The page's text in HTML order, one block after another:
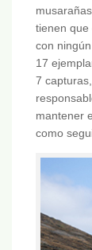
tienen que
con
17
7
mantener
como